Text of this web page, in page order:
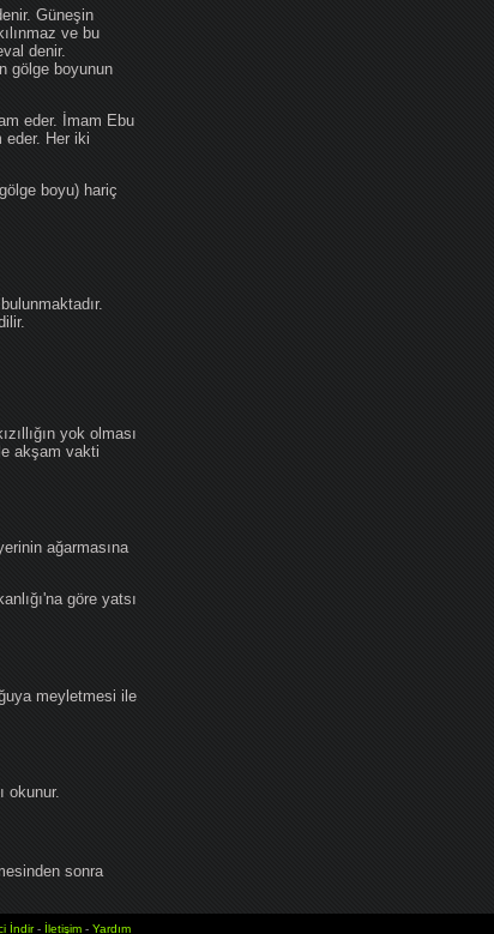
Güneşin
ve bu
denir.
gölge boyunun
eder. İmam Ebu
eder. Her iki
boyu) hariç
yok olması
akşam vakti
ağarmasına
göre yatsı
meyletmesi ile
okunur.
sonra
İndir- İletişim - Yardım